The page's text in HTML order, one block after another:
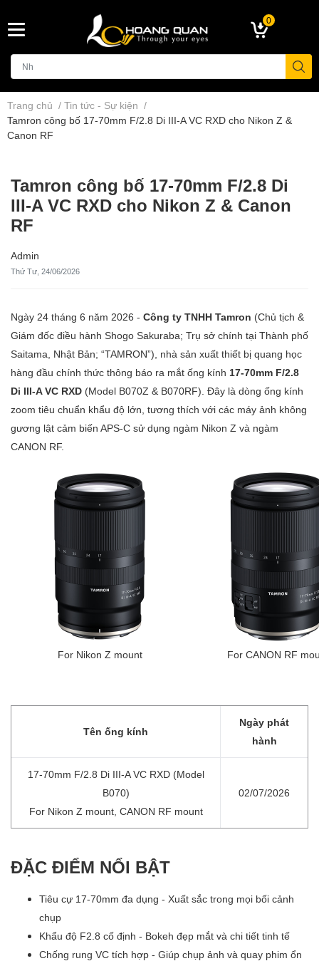
0
Trang chủ / Tin tức - Sự kiện /
Tamron công bố 17-70mm F/2.8 Di III-A VC RXD cho Nikon Z &
Canon RF
Tamron công bố 17-70mm F/2.8 Di
III-A VC RXD cho Nikon Z & Canon
RF
Admin
Thứ Tư, 24/06/2026
Ngày 24 tháng 6 năm 2026 - Công ty TNHH Tamron (Chủ tịch &
Giám đốc điều hành Shogo Sakuraba; Trụ sở chính tại Thành phố
Saitama, Nhật Bản; “TAMRON”), nhà sản xuất thiết bị quang học
hàng đầu chính thức thông báo ra mắt ống kính 17-70mm F/2.8
Di III-A VC RXD (Model B070Z & B070RF). Đây là dòng ống kính
zoom tiêu chuẩn khẩu độ lớn, tương thích với các máy ảnh không
gương lật cảm biến APS-C sử dụng ngàm Nikon Z và ngàm
CANON RF.
For Nikon Z mount For CANON RF
Tên ống kính
Ngày phát
hành
17-70mm F/2.8 Di III-A VC RXD (Model
B070)
For Nikon Z mount, CANON RF mount
02/07/2026
ĐẶC ĐIỂM NỔI BẬT
Tiêu cự 17-70mm đa dụng - Xuất sắc trong mọi bối cảnh
chụp
Khẩu độ F2.8 cố định - Bokeh đẹp mắt và chi tiết tinh tế
Chống rung VC tích hợp - Giúp chụp ảnh và quay phim ổn